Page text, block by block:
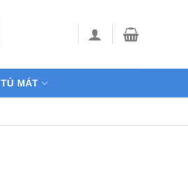
TỦ MÁT